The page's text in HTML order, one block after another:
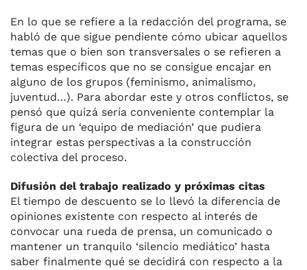
En lo que se refiere a la redacción del programa, se
habló de que sigue pendiente cómo ubicar aquellos
temas que o bien son transversales o se refieren a
temas específicos que no se consigue encajar en
alguno de los grupos (feminismo, animalismo,
juventud…). Para abordar este y otros conflictos, se
pensó que quizá sería conveniente contemplar la
figura de un ‘equipo de mediación’ que pudiera
integrar estas perspectivas a la construcción
colectiva del proceso.
Difusión del trabajo realizado y próximas citas
El tiempo de descuento se lo llevó la diferencia de
opiniones existente con respecto al interés de
convocar una rueda de prensa, un comunicado o
mantener un tranquilo ‘silencio mediático’ hasta
saber finalmente qué se decidirá con respecto a la